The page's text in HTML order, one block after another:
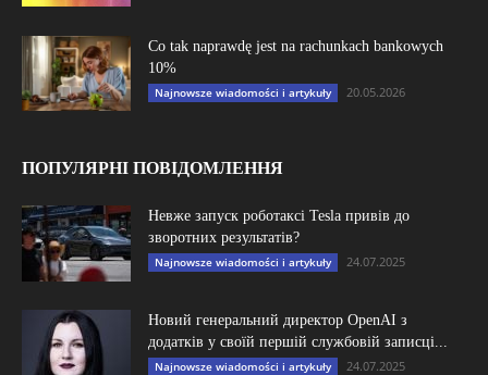
Co tak naprawdę jest na rachunkach bankowych
10%
Najnowsze wiadomości i artykuły 20.05.2026
ПОПУЛЯРНІ ПОВІДОМЛЕННЯ
Невже запуск роботаксі Tesla привів до
зворотних результатів?
Najnowsze wiadomości i artykuły 24.07.2025
Новий генеральний директор OpenAI з
додатків у своїй першій службовій записці...
Najnowsze wiadomości i artykuły 24.07.2025